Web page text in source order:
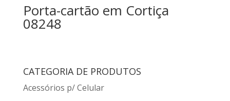
Porta-cartão em Cortiça
08248
CATEGORIA DE PRODUTOS
Acessórios p/ Celular